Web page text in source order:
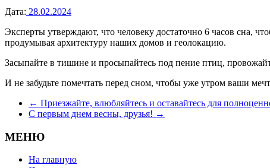
Дата: 28.02.2024
Эксперты утверждают, что человеку достаточно 6 часов сна,
продумывая архитектуру наших домов и геолокацию.
Засыпайте в тишине и просыпайтесь под пение птиц,
И не забудьте помечтать перед сном, чтобы уже утром ваши
← Приезжайте, влюбляйтесь и оставайтесь для
С первым днем весны, друзья! →
МЕНЮ
На главную